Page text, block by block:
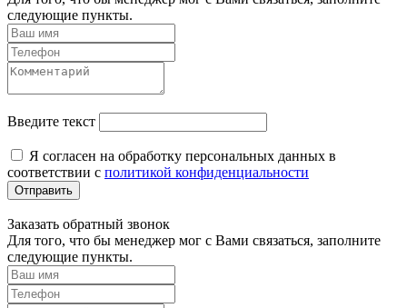
следующие пункты.
Введите текст
Я согласен на обработку персональных данных в
соответствии с политикой конфиденциальности
Отправить
Заказать обратный звонок
Для того, что бы менеджер мог с Вами связаться, заполните
следующие пункты.